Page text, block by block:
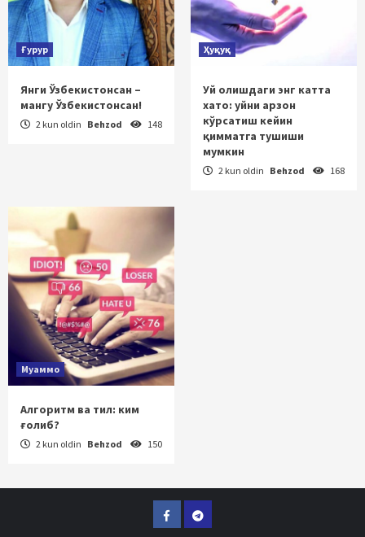
Ғурур
Янги Ўзбекистонсан –
мангу Ўзбекистонсан!
2 kun oldin Behzod 148
Ҳуқуқ
Уй олишдаги энг катта
хато: уйни арзон
кўрсатиш кейин
қимматга тушиши
мумкин
2 kun oldin Behzod 168
Муаммо
Алгоритм ва тил: ким
ғолиб?
2 kun oldin Behzod 150
FacebookTelegram